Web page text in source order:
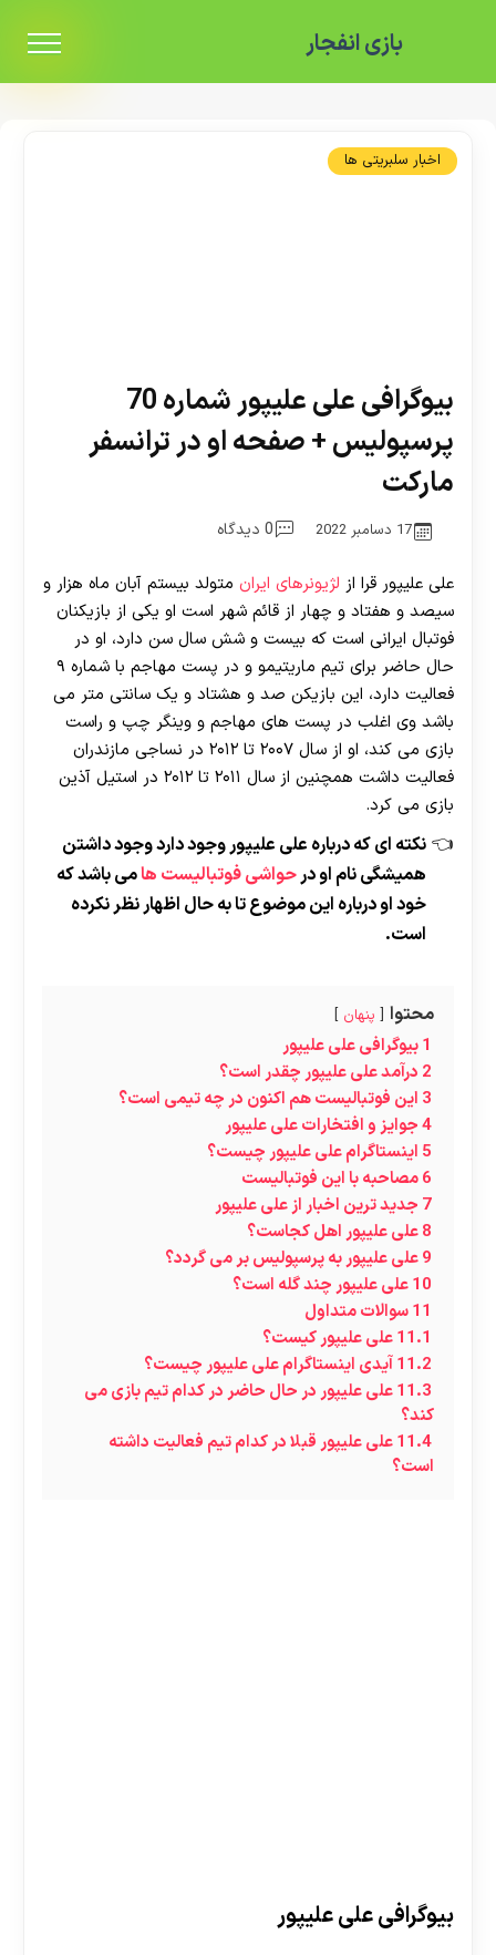
بازی انفجار
اخبار سلبریتی ها
بیوگرافی علی علیپور شماره 70
پرسپولیس + صفحه او در ترانسفر
مارکت
17 دسامبر 2022 0 دیدگاه
علی علیپور قرا از لژیونرهای ایران متولد بیستم آبان ماه هزار و
سیصد و هفتاد و چهار از قائم شهر است او یکی از بازیکنان
فوتبال ایرانی است که بیست و شش سال سن دارد، او در
حال حاضر برای تیم ماریتیمو و در پست مهاجم با شماره ۹
فعالیت دارد، این بازیکن صد و هشتاد و یک سانتی متر می
باشد وی اغلب در پست های مهاجم و وینگر چپ و راست
بازی می کند، او از سال ۲۰۰۷ تا ۲۰۱۲ در نساجی مازندران
فعالیت داشت همچنین از سال ۲۰۱۱ تا ۲۰۱۲ در استیل‌ آذین
بازی می کرد.
نکته ای که درباره علی علیپور وجود دارد وجود داشتن
همیشگی نام او درحواشی فوتبالیست هامی باشد که
خود او درباره این موضوع تا به حال اظهار نظر نکرده
است.
محتوا پنهان
1بیوگرافی علی علیپور
2 درآمد علی علیپور چقدر است؟
3 این فوتبالیست هم اکنون در چه تیمی است؟
4جوایز و افتخارات علی علیپور
5 اینستاگرام علی علیپور چیست؟
6مصاحبه با این فوتبالیست
7 جدید ترین اخبار از علی علیپور
8علی علیپور اهل کجاست؟
9علی علیپور به پرسپولیس بر می گردد؟
10علی علیپور چند گله است؟
11سوالات متداول
11.1علی علیپور کیست؟
11.2آیدی اینستاگرام علی علیپور چیست؟
11.3علی علیپور در حال حاضر در کدام تیم بازی می
کند؟
11.4علی علیپور قبلا در کدام تیم فعالیت داشته
است؟
بیوگرافی علی علیپور